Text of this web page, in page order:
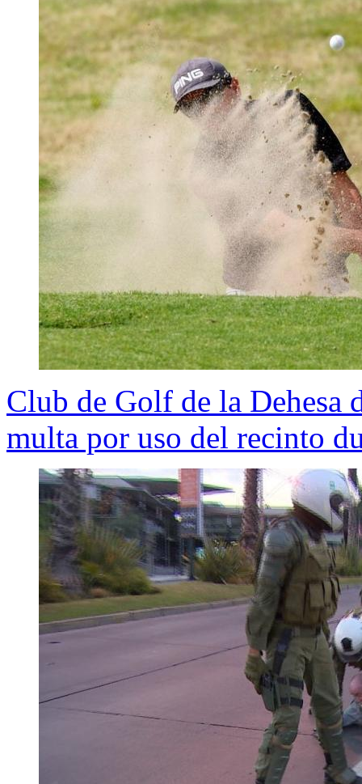
Club de Golf de la Dehesa
multa por uso del recinto